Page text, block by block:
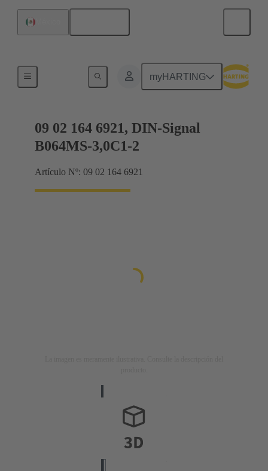
myHARTING
Terminación de placa madre a tarjeta hija
09 02 164 6921, DIN-Signal
B064MS-3,0C1-2
Artículo Nº: 09 02 164 6921